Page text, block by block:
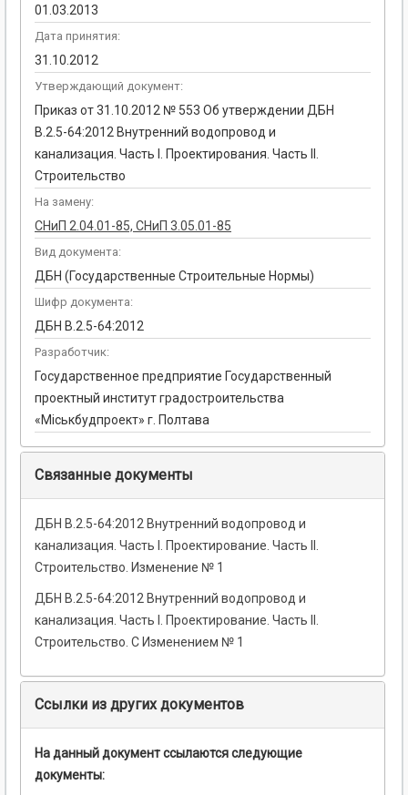
01.03.2013
Дата принятия:
31.10.2012
Утверждающий документ:
Приказ от 31.10.2012 № 553 Об утверждении ДБН
В.2.5-64:2012 Внутренний водопровод и
канализация. Часть I. Проектирования. Часть II.
Строительство
На замену:
СНиП 2.04.01-85, СНиП 3.05.01-85
Вид документа:
ДБН (Государственные Строительные Нормы)
Шифр документа:
ДБН В.2.5-64:2012
Разработчик:
Государственное предприятие Государственный
проектный институт градостроительства
«Міськбудпроект» г. Полтава
Связанные документы
ДБН В.2.5-64:2012 Внутренний водопровод и
канализация. Часть I. Проектирование. Часть II.
Строительство. Изменение № 1
ДБН В.2.5-64:2012 Внутренний водопровод и
канализация. Часть I. Проектирование. Часть II.
Строительство. С Изменением № 1
Ссылки из других документов
На данный документ ссылаются следующие
документы: